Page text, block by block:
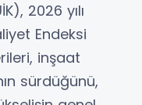
2026 yılı
Endeksi
inşaat
sürdüğünü,